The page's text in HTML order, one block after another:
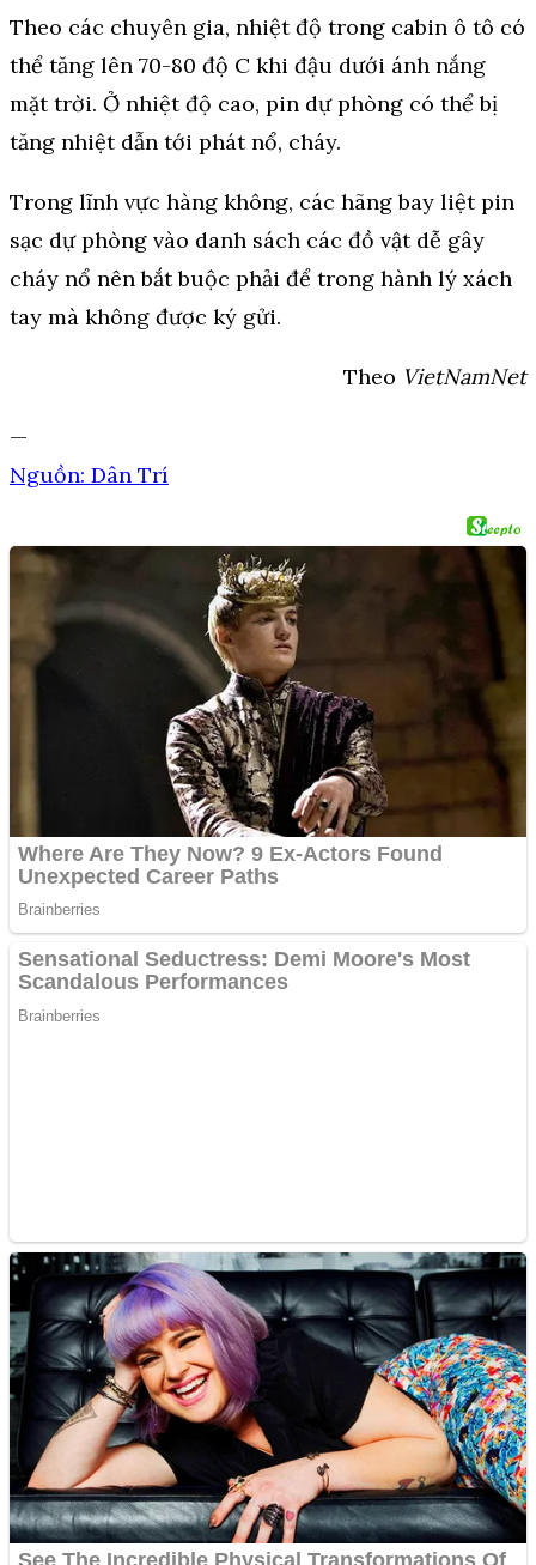
Theo các chuyên gia, nhiệt độ trong cabin ô tô có
thể tăng lên 70-80 độ C khi đậu dưới ánh nắng
mặt trời. Ở nhiệt độ cao, pin dự phòng có thể bị
tăng nhiệt dẫn tới phát nổ, cháy.
Trong lĩnh vực hàng không, các hãng bay liệt pin
sạc dự phòng vào danh sách các đồ vật dễ gây
cháy nổ nên bắt buộc phải để trong hành lý xách
tay mà không được ký gửi.
Theo VietNamNet
—
Nguồn: Dân Trí